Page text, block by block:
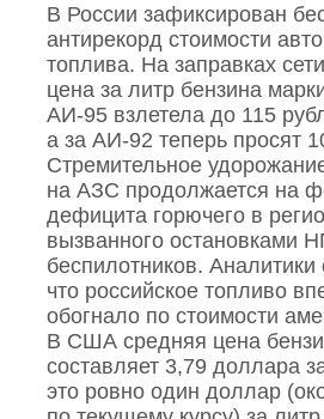
В России зафиксирован
антирекорд стоимости
топлива. На заправках
цена за литр бензина
АИ‑95 взлетела до 115
а за АИ‑92 теперь просят
Стремительное
на АЗС продолжается на
дефицита горючего в
вызванного остановками
беспилотников. Аналитики
что российское топливо
обогнало по стоимости
В США средняя цена
составляет 3,79 доллара
это ровно один доллар